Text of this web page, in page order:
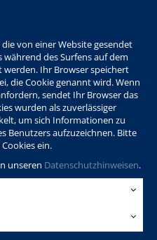
von einer Website gesendet
des Surfens auf dem
Ihr Browser speichert
die Cookie genannt wird. Wenn
sendet Ihr Browser das
wurden als zuverlässiger
um sich Informationen zu
Benutzers aufzuzeichnen. Bitte
ein.
unseren Datenschutzhinweisen.
Warenkorb Login
Kontakt Sitemap